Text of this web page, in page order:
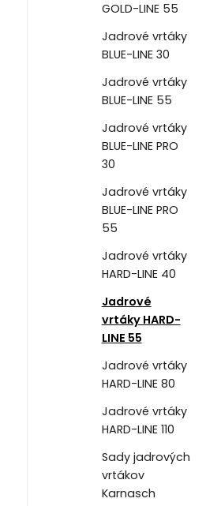
GOLD-LINE 55
Jadrové vrtáky
BLUE-LINE 30
Jadrové vrtáky
BLUE-LINE 55
Jadrové vrtáky
BLUE-LINE PRO
30
Jadrové vrtáky
BLUE-LINE PRO
55
Jadrové vrtáky
HARD-LINE 40
Jadrové
vrtáky HARD-
LINE 55
Jadrové vrtáky
HARD-LINE 80
Jadrové vrtáky
HARD-LINE 110
Sady jadrových
vrtákov
Karnasch